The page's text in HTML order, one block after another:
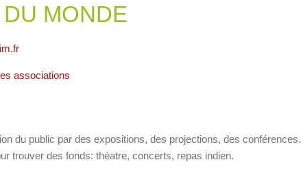
DU MONDE
associations
du public par des expositions, des projections, des conférences.
trouver des fonds: théatre, concerts, repas indien.